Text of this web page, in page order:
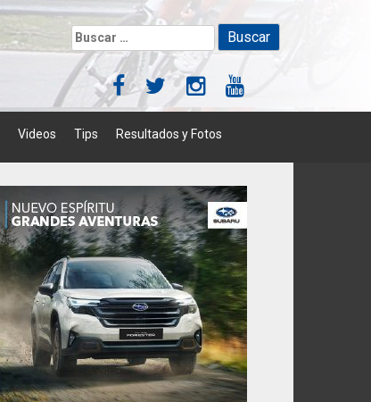
Buscar:
Videos Tips Resultados y Fotos